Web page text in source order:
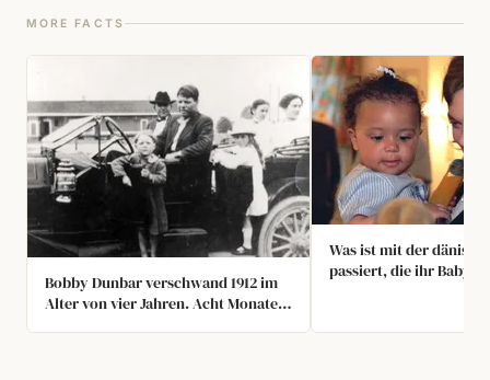
MORE FACTS
Bobby Dunbar verschwand 1912 im
Alter von vier Jahren. Acht Monate
Was ist mit der
passiert, die ihr Baby